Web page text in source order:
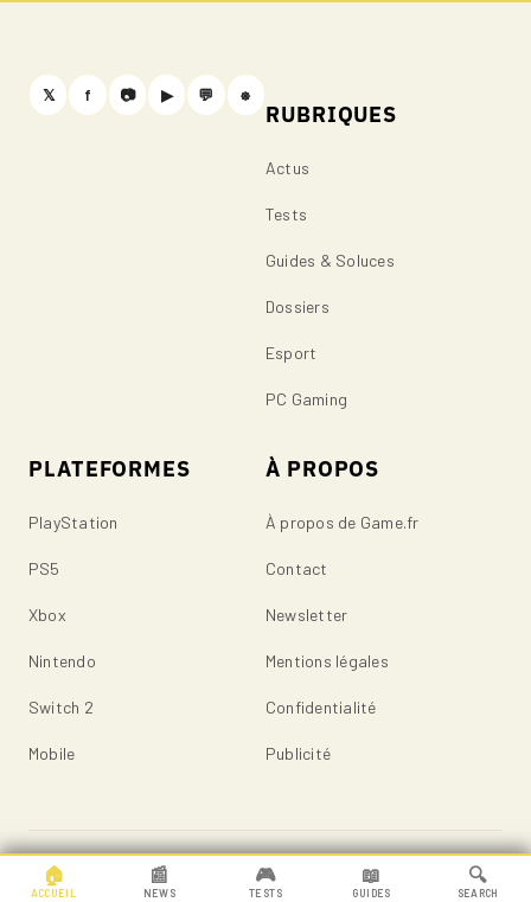
𝕏 f 📷 ▶ 💬 ⎈
RUBRIQUES
Actus
Tests
Guides & Soluces
Dossiers
Esport
PC Gaming
PLATEFORMES
PlayStation
PS5
Xbox
Nintendo
Switch 2
Mobile
À PROPOS
À propos de Game.fr
Contact
Newsletter
Mentions légales
Confidentialité
Publicité
© 2026 Game.fr — Tous droits réservés.
🏠
ACCUEIL
📰
NEWS
🎮
TESTS
📖
GUIDES
🔍
SEARCH